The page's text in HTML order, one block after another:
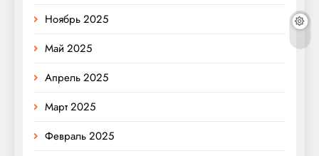
Ноябрь 2025
Май 2025
Апрель 2025
Март 2025
Февраль 2025